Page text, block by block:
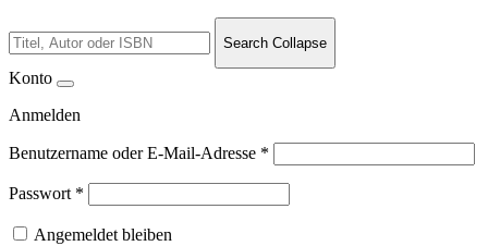
for:
Search Collapse
Konto
Anmelden
Benutzername oder E-Mail-Adresse *
Passwort *
Angemeldet bleiben